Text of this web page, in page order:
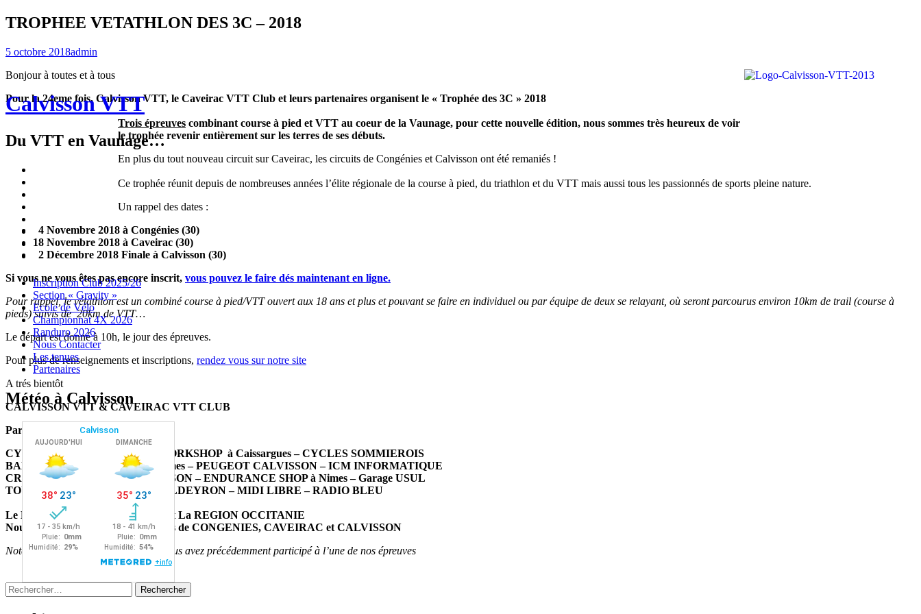
Calvisson VTT
Du VTT en Vaunage…
2026
2026
Nous
Contacter
Les
tenues
Partenaires
Menu
Widgets
Recherche
Aller
contenu
Inscription Club 2025/26
Section « Gravity »
Ecole de Vélo
Championnat 4X 2026
Randuro 2026
Nous Contacter
Les tenues
Partenaires
Météo à Calvisson
Rechercher :
TROPHEE VETATHLON DES 3C – 2018
5 octobre 2018admin
Bonjour à toutes et à tous
Pour la 24eme fois, Calvisson VTT, le Caveirac VTT Club et leurs partenaires organisent le « Trophée des 3C » 2018
Trois épreuves combinant course à pied et VTT au coeur de la Vaunage, pour cette nouvelle édition, nous sommes très heureux de voir
le trophée revenir entièrement sur les terres de ses débuts.
En plus du tout nouveau circuit sur Caveirac, les circuits de Congénies et Calvisson ont été remaniés !
Ce trophée réunit depuis de nombreuses années l’élite régionale de la course à pied, du triathlon et du VTT mais aussi tous les passionnés de sports pleine nature.
Un rappel des dates :
4 Novembre 2018 à Congénies (30)
18 Novembre 2018 à Caveirac (30)
2 Décembre 2018 Finale à Calvisson (30)
Si vous ne vous êtes pas encore inscrit, vous pouvez le faire dés maintenant en ligne.
Pour rappel, le vétathlon est un combiné course à pied/VTT ouvert aux 18 ans et plus et pouvant se faire en individuel ou par équipe de deux se relayant, où seront parcourus environ 10km de trail (course à
pieds) suivis de 20km de VTT…
Le départ est donné à 10h, le jour des épreuves.
Pour plus de renseignements et inscriptions, rendez vous sur notre site
A trés bientôt
CALVISSON VTT & CAVEIRAC VTT CLUB
Partenaires de cet évenement:
CYRPEO Lunel & Montpellier -WORKSHOP à Caissargues – CYCLES SOMMIEROIS
BAMA – PASSIEU CYCLES à Nimes –PEUGEOT CALVISSON – ICM INFORMATIQUE
CREDIT AGRICOLE de CALVISSON –ENDURANCE SHOP à Nimes –Garage USUL
TOUT FAIRE MATERIAUX / VALDEYRON – MIDI LIBRE – RADIO BLEU
Le DEPARTEMENT DU GARD et La REGION OCCITANIE
Nous remercions aussi les communes de CONGENIES, CAVEIRAC et CALVISSON
Nota : Vous recevez ce message car vous avez précédemment participé à l’une de nos épreuves